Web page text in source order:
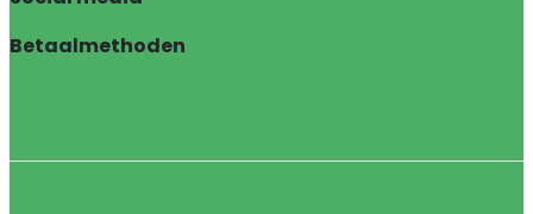
Betaalmethoden